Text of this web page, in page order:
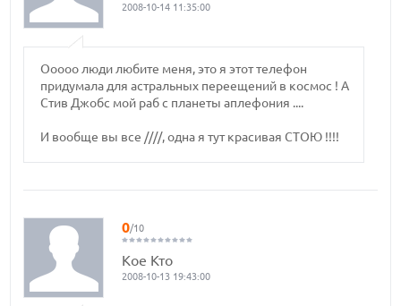
2008-10-14 11:35:00
Ооооо люди любите меня, это я этот телефон
придумала для астральных переещений в космос ! А
Стив Джобс мой раб с планеты аплефония ....
И вообще вы все ////, одна я тут красивая СТОЮ !!!!
0/10
Кое Кто
2008-10-13 19:43:00